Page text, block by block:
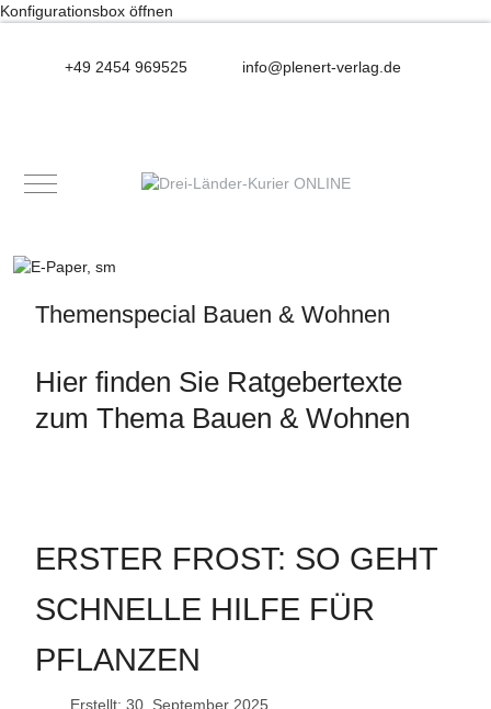
Konfigurationsbox öffnen
+49 2454 969525 info@plenert-verlag.de
Mobile Menu Toggle
Themenspecial Bauen & Wohnen
Hier finden Sie Ratgebertexte
zum Thema Bauen & Wohnen
ERSTER FROST: SO GEHT
SCHNELLE HILFE FÜR
PFLANZEN
Erstellt: 30. September 2025